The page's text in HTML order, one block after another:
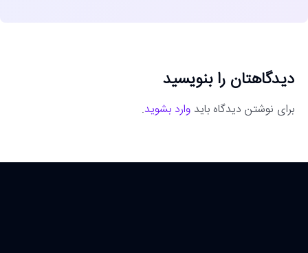
دیدگاهتان را بنویسید
برای نوشتن دیدگاه باید وارد بشوید.